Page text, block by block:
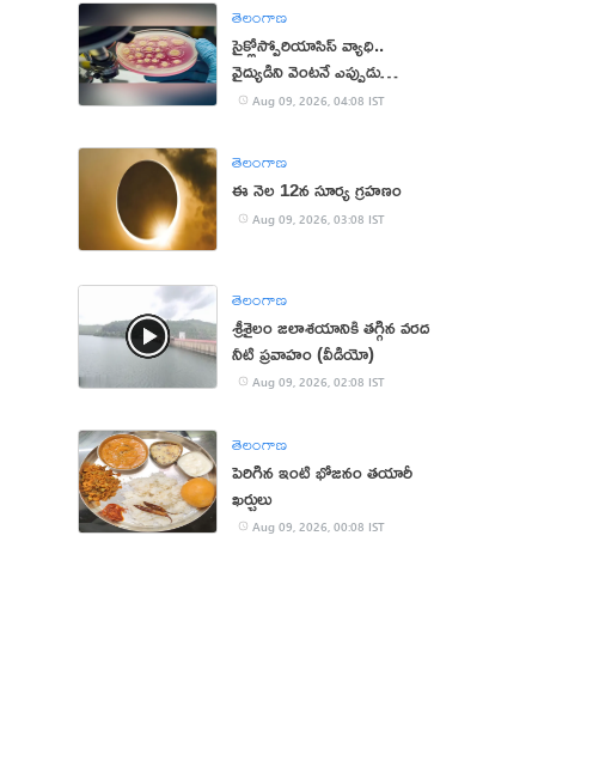
తెలంగాణ
సైక్లోస్పోరియాసిస్ వ్యాధి..
వైద్యుడిని వెంటనే ఎప్పుడు
సంప్రదించాలంటే?
Aug 09, 2026, 04:08 IST
తెలంగాణ
ఈ నెల 12న సూర్య గ్రహణం
Aug 09, 2026, 03:08 IST
తెలంగాణ
శ్రీశైలం జలాశయానికి తగ్గిన వరద
నీటి ప్రవాహం (వీడియో)
Aug 09, 2026, 02:08 IST
తెలంగాణ
పెరిగిన ఇంటి భోజనం తయారీ
ఖర్చులు
Aug 09, 2026, 00:08 IST